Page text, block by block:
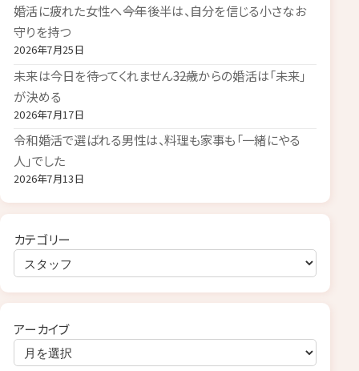
婚活に疲れた女性へ――今年後半は、自分を信じる小さなお
守りを持つ
2026年7月25日
未来は今日を待ってくれません――32歳からの婚活は「未来」
が決める
2026年7月17日
令和婚活で選ばれる男性は、料理も家事も「一緒にやる
人」でした
2026年7月13日
カテゴリー
アーカイブ